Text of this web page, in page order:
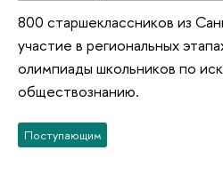
800 старшеклассников из
участие в региональных
олимпиады школьников по
обществознанию.
Поступающим